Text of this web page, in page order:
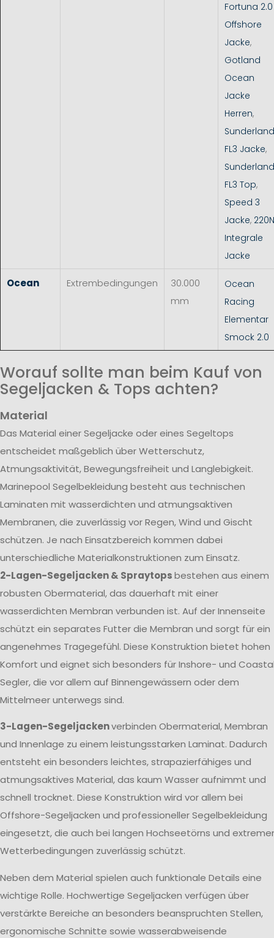
Fortuna 2.0
Offshore
Jacke,
Gotland
Ocean
Jacke
Herren,
Sunderland
FL3 Jacke,
Sunderland
FL3 Top,
Speed 3
Jacke, 220N
Integrale
Jacke
Ocean Extrembedingungen
30.000
mm
Ocean
Racing
Elementar
Smock 2.0
Worauf sollte man beim Kauf von
Segeljacken & Tops achten?
Material
Das Material einer Segeljacke oder eines Segeltops
entscheidet maßgeblich über Wetterschutz,
Atmungsaktivität, Bewegungsfreiheit und Langlebigkeit.
Marinepool Segelbekleidung besteht aus technischen
Laminaten mit wasserdichten und atmungsaktiven
Membranen, die zuverlässig vor Regen, Wind und Gischt
schützen. Je nach Einsatzbereich kommen dabei
unterschiedliche Materialkonstruktionen zum Einsatz.
2-Lagen-Segeljacken & Spraytopsbestehen aus einem
robusten Obermaterial, das dauerhaft mit einer
wasserdichten Membran verbunden ist. Auf der Innenseite
schützt ein separates Futter die Membran und sorgt für ein
angenehmes Tragegefühl. Diese Konstruktion bietet hohen
Komfort und eignet sich besonders für Inshore- und
Segler, die vor allem auf Binnengewässern oder dem
Mittelmeer unterwegs sind.
3-Lagen-Segeljackenverbinden Obermaterial, Membran
und Innenlage zu einem leistungsstarken Laminat. Dadurch
entsteht ein besonders leichtes, strapazierfähiges und
atmungsaktives Material, das kaum Wasser aufnimmt und
schnell trocknet. Diese Konstruktion wird vor allem bei
Offshore-Segeljacken und professioneller Segelbekleidung
eingesetzt, die auch bei langen Hochseetörns und
Wetterbedingungen zuverlässig schützt.
Neben dem Material spielen auch funktionale Details eine
wichtige Rolle. Hochwertige Segeljacken verfügen über
verstärkte Bereiche an besonders beanspruchten Stellen,
ergonomische Schnitte sowie wasserabweisende